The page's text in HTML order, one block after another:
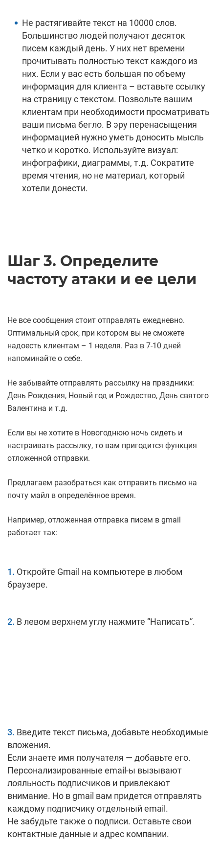
Не растягивайте текст на 10000 слов.
Большинство людей получают десяток
писем каждый день. У них нет времени
прочитывать полностью текст каждого из
них. Если у вас есть большая по объему
информация для клиента – вставьте ссылку
на страницу с текстом. Позвольте вашим
клиентам при необходимости просматривать
ваши письма бегло. В эру перенасыщения
информацией нужно уметь доносить мысль
четко и коротко. Используйте визуал:
инфографики, диаграммы, т.д. Сократите
время чтения, но не материал, который
хотели донести.
Шаг 3. Определите
частоту атаки и ее цели
Не все сообщения стоит отправлять ежедневно.
Оптимальный срок, при котором вы не сможете
надоесть клиентам – 1 неделя. Раз в 7-10 дней
напоминайте о себе.
Не забывайте отправлять рассылку на праздники:
День Рождения, Новый год и Рождество, День святого
Валентина и т.д.
Если вы не хотите в Новогоднюю ночь сидеть и
настраивать рассылку, то вам пригодится функция
отложенной отправки.
Предлагаем разобраться как отправить письмо на
почту майл в определённое время.
Например, отложенная отправка писем в gmail
работает так:
Откройте Gmail на компьютере в любом
браузере.
В левом верхнем углу нажмите “Написать”.
Введите текст письма, добавьте необходимые
вложения.
Если знаете имя получателя — добавьте его.
Персонализированные email-ы вызывают
лояльность подписчиков и привлекают
внимание. Но в gmail вам придется отправлять
каждому подписчику отдельный email.
Не забудьте также о подписи. Оставьте свои
контактные данные и адрес компании.